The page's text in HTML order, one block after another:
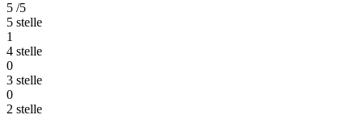
5 /5
5 stelle
1
4 stelle
0
3 stelle
0
2 stelle